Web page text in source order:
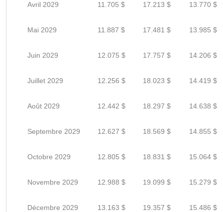
Avril 2029 11.705 $ 17.213 $ 13.770 $
Mai 2029 11.887 $ 17.481 $ 13.985 $
Juin 2029 12.075 $ 17.757 $ 14.206 $
Juillet 2029 12.256 $ 18.023 $ 14.419 $
Août 2029 12.442 $ 18.297 $ 14.638 $
Septembre 2029 12.627 $ 18.569 $ 14.855 $
Octobre 2029 12.805 $ 18.831 $ 15.064 $
Novembre 2029 12.988 $ 19.099 $ 15.279 $
Décembre 2029 13.163 $ 19.357 $ 15.486 $